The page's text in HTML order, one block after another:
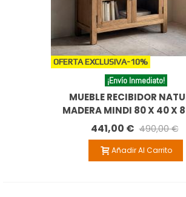
OFERTA EXCLUSIVA-10%
¡Envío Inmediato!
MUEBLE RECIBIDOR
MADERA MINDI 80 X 40 X
441,00 € 490,00 €
Añadir Al Carrito